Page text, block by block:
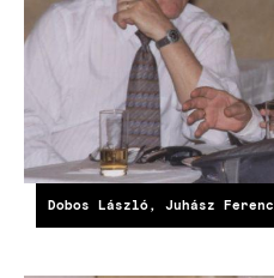
Dobos László, Juhász Ferenc